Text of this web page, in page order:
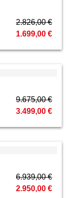
2.826,00 €
1.699,00 €
9.675,00 €
3.499,00 €
6.939,00 €
2.950,00 €